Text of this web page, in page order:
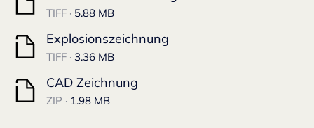
TIFF · 5.88 MB
Explosionszeichnung
TIFF · 3.36 MB
CAD Zeichnung
ZIP · 1.98 MB